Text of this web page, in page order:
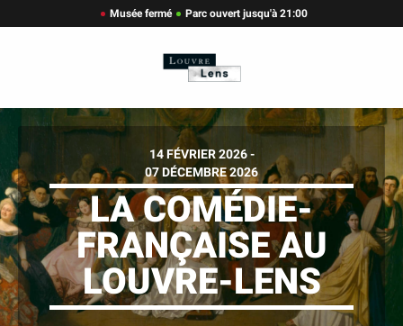
Musée fermé Parc ouvert jusqu'à 21:00
14 FÉVRIER 2026 -
07 DÉCEMBRE 2026
LA COMÉDIE-
FRANÇAISE AU
LOUVRE-LENS